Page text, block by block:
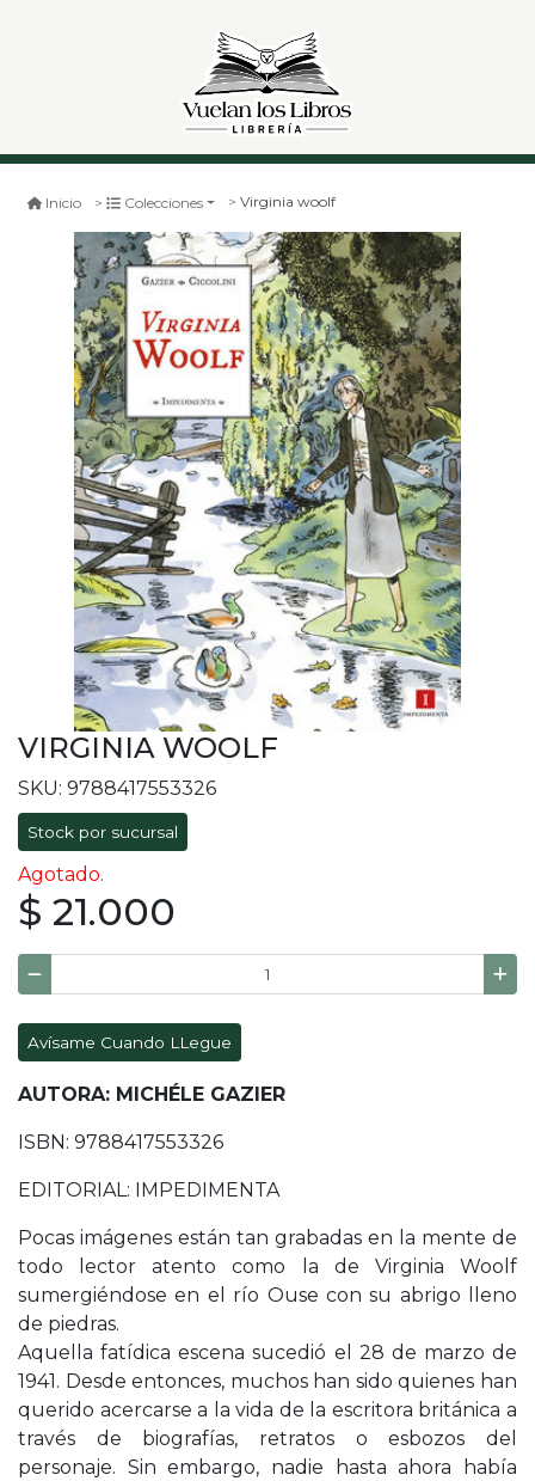
Inicio Colecciones Virginia woolf
VIRGINIA WOOLF
SKU: 9788417553326
Stock por sucursal
Agotado.
$ 21.000
Avísame Cuando LLegue
AUTORA: MICHÉLE GAZIER
ISBN: 9788417553326
EDITORIAL: IMPEDIMENTA
Pocas imágenes están tan grabadas en la mente de
todo lector atento como la de Virginia Woolf
sumergiéndose en el río Ouse con su abrigo lleno
de piedras.
Aquella fatídica escena sucedió el 28 de marzo de
1941. Desde entonces, muchos han sido quienes han
querido acercarse a la vida de la escritora británica a
través de biografías, retratos o esbozos del
personaje. Sin embargo, nadie hasta ahora había